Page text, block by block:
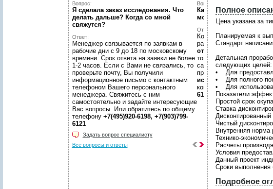
Вопрос:
Я сделала заказ исследования. Что
делать дальше? Когда со мной
свяжутся?
Ответ:
Менеджер связывается по заявкам в
рабочие дни с 9 до 18 по московскому
времени. Срок ответа на заявки не более
1-2 часов. Если с Вами не связались, то
проверьте почту, Вы получили
информационное письмо с контактным
телефоном Вашего персонального
менеджера. Свяжитесь с ним
самостоятельно и задайте интересующие
Вас вопросы. Или обратитесь по общему
телефону +7(495)920-6198, +7(903)799-
6121
Вопрос:
Как найти нужное мне
можете помочь?
Ответ:
Конечно поможем! На
размещеноболее 21000
отчетов
только готовыми
самой сложной теме мы
предложить
исследование.
консультации по
6198, +7(903)799-6121
Задать вопрос специалисту
Все вопросы и ответы
л
и
а
н
ы
й
о
т
ч
ё
т
В
а
м
н
е
п
о
д
х
д
и
Полное
Цена указана за
Планируемая к
Стандарт
Детальная
следующих целей:
• Для
• Для полного
• Для
Показатели
Простой срок
Ставка
Чистый
Внутренняя норма
Технико-
Расчеты
Условия
Данный проект
Сроки выполнения
Подробное